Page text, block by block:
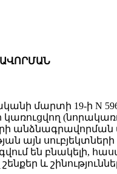
մարտի 19-ի N
այն
են
և